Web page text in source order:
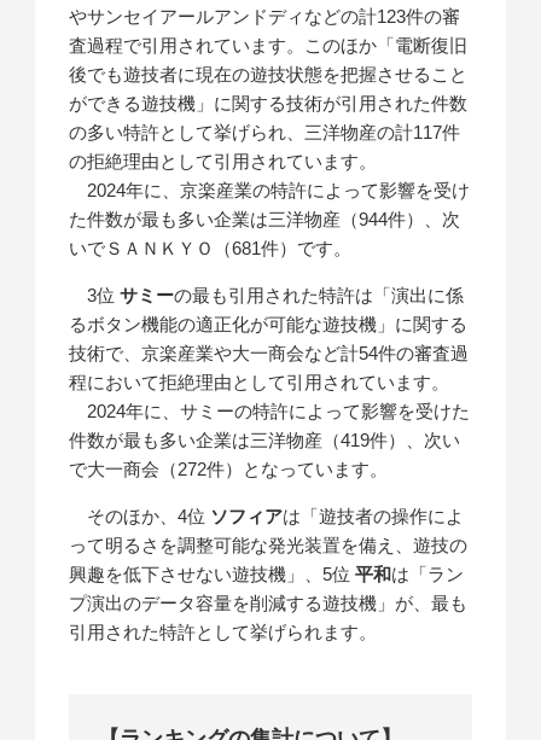
やサンセイアールアンドディなどの計123件の審
査過程で引用されています。このほか「電断復旧
後でも遊技者に現在の遊技状態を把握させること
ができる遊技機」に関する技術が引用された件数
の多い特許として挙げられ、三洋物産の計117件
の拒絶理由として引用されています。
2024年に、京楽産業の特許によって影響を受け
た件数が最も多い企業は三洋物産（944件）、次
いでＳＡＮＫＹＯ（681件）です。
3位サミーの最も引用された特許は「演出に係
るボタン機能の適正化が可能な遊技機」に関する
技術で、京楽産業や大一商会など計54件の審査過
程において拒絶理由として引用されています。
2024年に、サミーの特許によって影響を受けた
件数が最も多い企業は三洋物産（419件）、次い
で大一商会（272件）となっています。
そのほか、4位 ソフィアは「遊技者の操作によ
って明るさを調整可能な発光装置を備え、遊技の
興趣を低下させない遊技機」、5位平和は「ラン
プ演出のデータ容量を削減する遊技機」が、最も
引用された特許として挙げられます。